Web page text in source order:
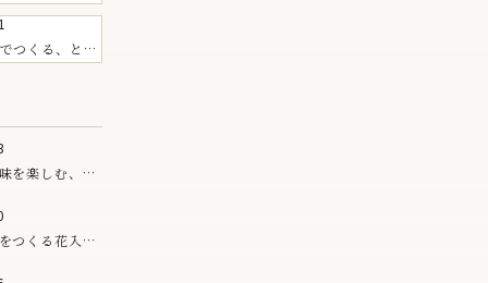
めの器
つくる、とう
を楽しむ、夏
つくる花入。